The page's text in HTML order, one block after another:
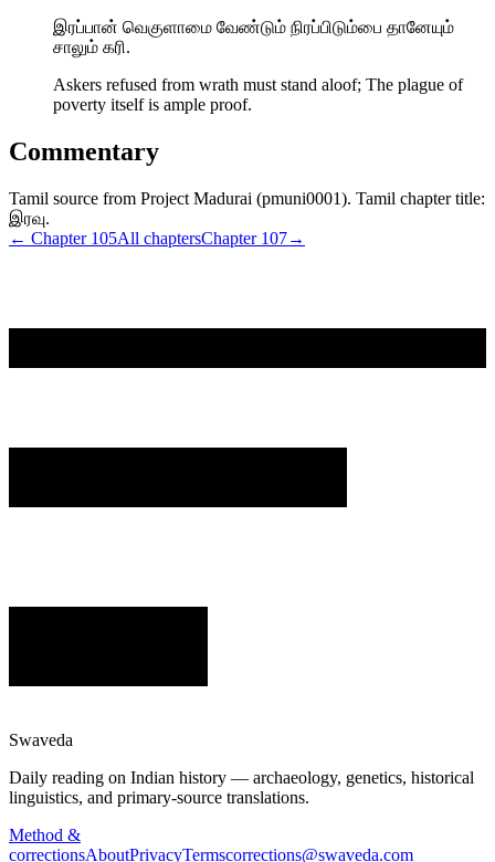
இரப்பான் வெகுளாமை வேண்டும் நிரப்பிடும்பை தானேயும்
சாலும் கரி.
Askers refused from wrath must stand aloof; The plague of
poverty itself is ample proof.
Commentary
Tamil source from Project Madurai (pmuni0001). Tamil chapter title:
இரவு.
← Chapter 105All chaptersChapter 107→
Swaveda
Daily reading on Indian history — archaeology, genetics, historical
linguistics, and primary-source translations.
Method &
correctionsAboutPrivacyTermscorrections@swaveda.com